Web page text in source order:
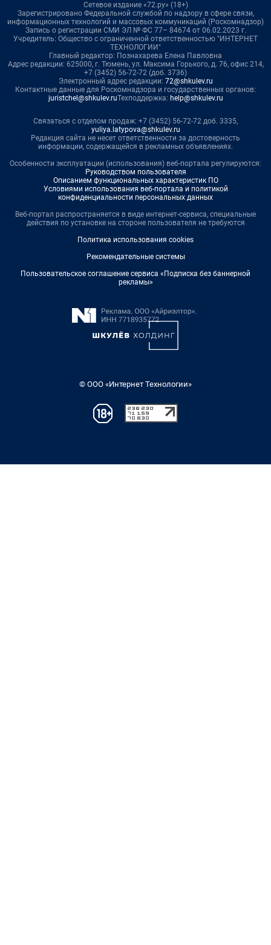
Сетевое издание «72.ру» (18+)
Зарегистрировано Федеральной службой по надзору в сфере связи,
информационных технологий и массовых коммуникаций (Роскомнадзор)
Запись о регистрации СМИ ЭЛ № ФС 77– 84674 от 06.02.2023 г.
Учредитель: Общество с ограниченной ответственностью "ИНТЕРНЕТ
ТЕХНОЛОГИИ"
Главный редактор: Познахарева Елена Павловна
Адрес редакции: 625000, г. Тюмень, ул. Максима Горького, д. 76, офис 214,
+7 (3452) 56-72-72 (доб. 3736)
Электронный адрес редакции: 72@shkulev.ru
Контактные данные для Роскомнадзора и государственных органов:
juristchel@shkulev.ruТехподдержка: help@shkulev.ru
Связаться с отделом продаж: +7 (3452) 56-72-72 доб. 3335,
yuliya.latypova@shkulev.ru
Редакция сайта не несет ответственности за достоверность
информации, содержащейся в рекламных объявлениях.
Особенности эксплуатации (использования) веб-портала регулируются:
Руководством пользователя
Описанием функциональных характеристик ПО
Условиями использования веб-портала и политикой
конфиденциальности персональных данных
Веб-портал распространяется в виде интернет-сервиса, специальные
действия по установке на стороне пользователя не требуются
Политика использования cookies
Рекомендательные системы
Пользовательское соглашение сервиса «Подписка без баннерной
рекламы»
© ООО «Интернет Технологии»